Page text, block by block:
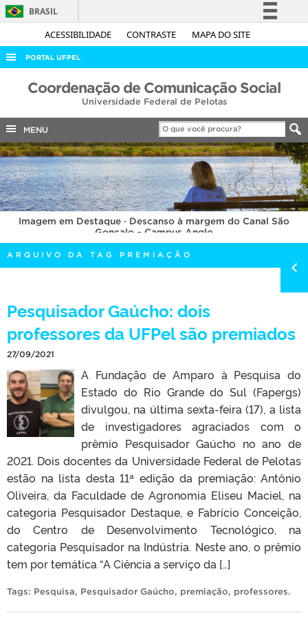
ACESSIBILIDADE CONTRASTE MAPA DO SITE
BRASIL
Simplifique!
Acesso à informação
Legislação
Canais
PORTAL UFPEL
ACESSO À INFORMAÇÃO
COBALTO
CONCURSOS
EDITAIS
INTERNACIONAL
OUVIDORIA
PORTARIAS
TELEFONES
Coordenação de Comunicação Social
Universidade Federal de Pelotas
MENU
Imagem em Destaque · Descanso à margem do Canal São
Gonçalo – Campus Anglo
ARQUIVO DA TAG PREMIAÇÃO
Pesquisador Gaúcho: dois
professores da UFPel são premiados
27/09/2021
A Fundação de Amparo à Pesquisa do
Estado do Rio Grande do Sul (Fapergs)
divulgou, na última sexta-feira (17), a lista
de investigadores agraciados com o
prêmio Pesquisador Gaúcho no ano de
2021. Dois docentes da Universidade Federal de Pelotas
estão na lista desta 11ª edição da premiação: Antônio
Oliveira, da Faculdade de Agronomia Eliseu Maciel, na
categoria Pesquisador Destaque, e Fabrício Conceição,
do Centro de Desenvolvimento Tecnológico, na
categoria Pesquisador na Indústria. Neste ano, o prêmio
tem por temática “A Ciência a serviço da […]
Tags: Pesquisa, Pesquisador Gaúcho, premiação, professores.